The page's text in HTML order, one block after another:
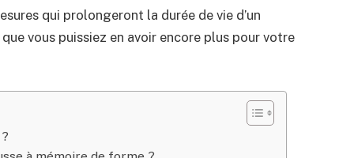
qui prolongeront la durée de vie d’un
vous puissiez en avoir encore plus pour votre